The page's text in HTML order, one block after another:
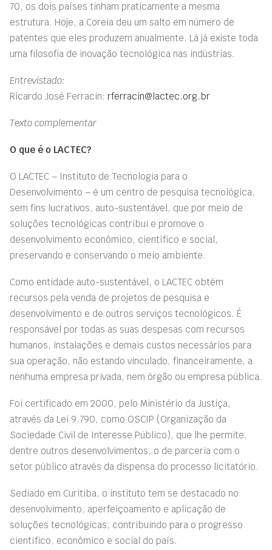
70, os dois países tinham praticamente a mesma
estrutura. Hoje, a Coreia deu um salto em número de
patentes que eles produzem anualmente. Lá já existe toda
uma filosofia de inovação tecnológica nas indústrias.
Entrevistado:
Ricardo José Ferracin: rferracin@lactec.org.br
Texto complementar
O que é o LACTEC?
O LACTEC – Instituto de Tecnologia para o
Desenvolvimento – é um centro de pesquisa tecnológica,
sem fins lucrativos, auto-sustentável, que por meio de
soluções tecnológicas contribui e promove o
desenvolvimento econômico, científico e social,
preservando e conservando o meio ambiente.
Como entidade auto-sustentável, o LACTEC obtém
recursos pela venda de projetos de pesquisa e
desenvolvimento e de outros serviços tecnológicos. É
responsável por todas as suas despesas com recursos
humanos, instalações e demais custos necessários para
sua operação, não estando vinculado, financeiramente, a
nenhuma empresa privada, nem órgão ou empresa pública.
Foi certificado em 2000, pelo Ministério da Justiça,
através da Lei 9.790, como OSCIP (Organização da
Sociedade Civil de Interesse Público), que lhe permite,
dentre outros desenvolvimentos, o de parceria com o
setor público através da dispensa do processo licitatório.
Sediado em Curitiba, o instituto tem se destacado no
desenvolvimento, aperfeiçoamento e aplicação de
soluções tecnológicas, contribuindo para o progresso
científico, econômico e social do país.